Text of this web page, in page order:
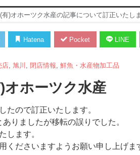
)オホーツク水産の記事について訂正いたしま
Hatena Pocket LINE
店, 旭川 閉店情報 鮮魚・水産物加工品
オホーツク水産
たので訂正いたします。
りましたが移転の誤りでした。
します。
くださいますようお願い申し上げま